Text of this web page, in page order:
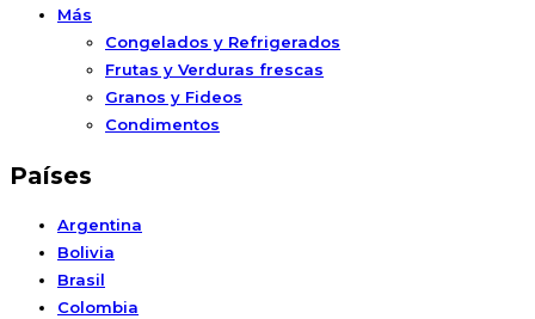
Más
Congelados y Refrigerados
Frutas y Verduras frescas
Granos y Fideos
Condimentos
Países
Argentina
Bolivia
Brasil
Colombia